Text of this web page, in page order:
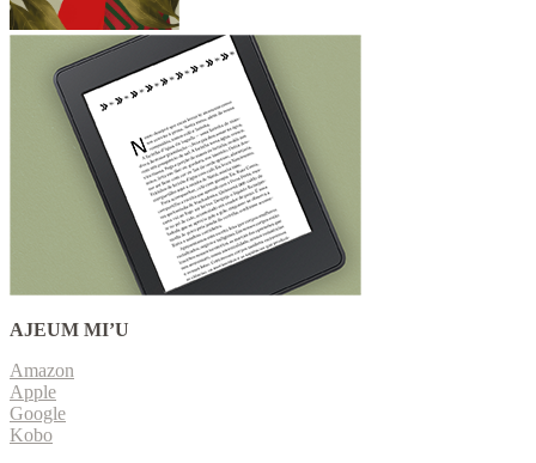
AJEUM MI’U
Amazon
Apple
Google
Kobo